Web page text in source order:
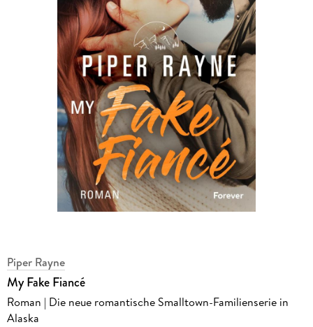
Piper Rayne
My Fake Fiancé
Roman | Die neue romantische Smalltown-Familienserie in
Alaska